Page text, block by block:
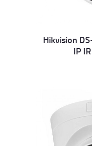
Details
Hikvision
IP